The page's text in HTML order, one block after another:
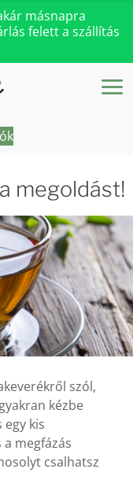
másnapra
felett a szállítás
megoldást!
szól,
kézbe
kis
megfázás
csalhatsz